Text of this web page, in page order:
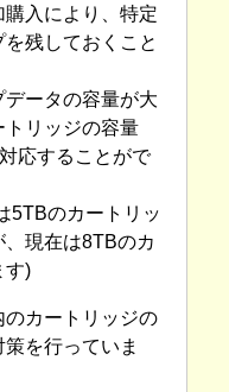
入により、特定
残しておくこと
ータの容量が大
トリッジの容量
応することがで
5TBのカートリッ
現在は8TBのカ
す)
のカートリッジの
を行っていま